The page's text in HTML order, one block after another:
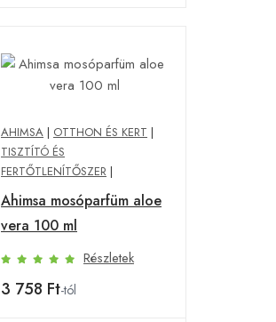
AHIMSA | OTTHON ÉS KERT |
TISZTÍTÓ ÉS
FERTŐTLENÍTŐSZER |
Ahimsa mosóparfüm aloe
vera 100 ml
Részletek
3 758 Ft-tól